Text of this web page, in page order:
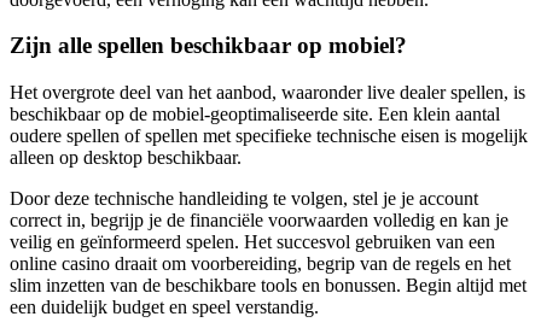
Zijn alle spellen beschikbaar op mobiel?
Het overgrote deel van het aanbod, waaronder live dealer spellen, is
beschikbaar op de mobiel-geoptimaliseerde site. Een klein aantal
oudere spellen of spellen met specifieke technische eisen is mogelijk
alleen op desktop beschikbaar.
Door deze technische handleiding te volgen, stel je je account
correct in, begrijp je de financiële voorwaarden volledig en kan je
veilig en geïnformeerd spelen. Het succesvol gebruiken van een
online casino draait om voorbereiding, begrip van de regels en het
slim inzetten van de beschikbare tools en bonussen. Begin altijd met
een duidelijk budget en speel verstandig.